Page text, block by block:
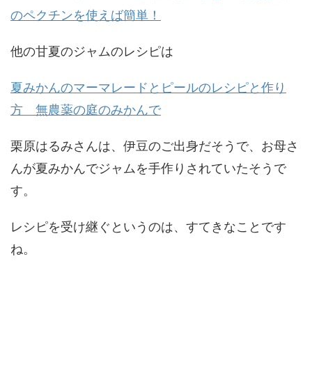
のペクチンを使えば簡単！
他の甘夏のジャムのレシピは
夏みかんのマーマレードとピールのレシピと作り
方 無農薬の庭のみかんで
栗原はるみさんは、伊豆のご出身だそうで、お母さ
んが夏みかんでジャムを手作りされていたそうで
す。
レシピを受け継ぐというのは、すてきなことです
ね。